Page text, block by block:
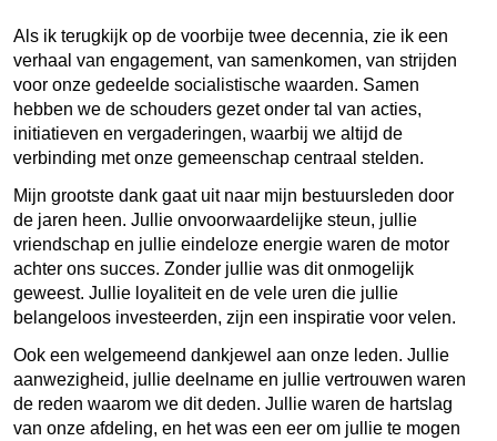
Als ik terugkijk op de voorbije twee decennia, zie ik een
verhaal van engagement, van samenkomen, van strijden
voor onze gedeelde socialistische waarden. Samen
hebben we de schouders gezet onder tal van acties,
initiatieven en vergaderingen, waarbij we altijd de
verbinding met onze gemeenschap centraal stelden.
Mijn grootste dank gaat uit naar mijn bestuursleden door
de jaren heen. Jullie onvoorwaardelijke steun, jullie
vriendschap en jullie eindeloze energie waren de motor
achter ons succes. Zonder jullie was dit onmogelijk
geweest. Jullie loyaliteit en de vele uren die jullie
belangeloos investeerden, zijn een inspiratie voor velen.
Ook een welgemeend dankjewel aan onze leden. Jullie
aanwezigheid, jullie deelname en jullie vertrouwen waren
de reden waarom we dit deden. Jullie waren de hartslag
van onze afdeling, en het was een eer om jullie te mogen